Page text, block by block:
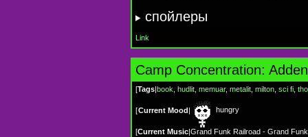
спойлеры
Link
Camp Concentration:
[Tags|book hudlit memuar, metalit milton sci fi
[Current Mood| hungry
[Current Music|Grand Funk Railroad - Grand Funk